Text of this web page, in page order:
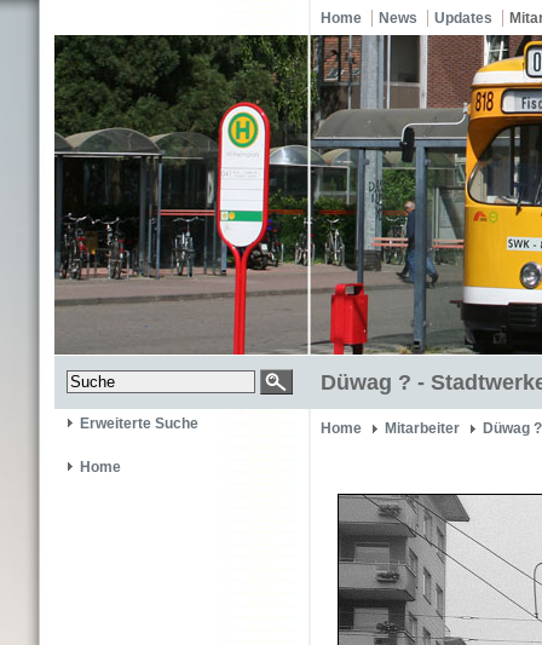
Home News Updates
Düwag ? -
Erweiterte Suche
Home
Home Mitarbeiter Düwag ?